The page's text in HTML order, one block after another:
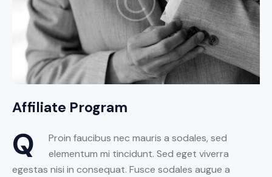
Affiliate Program
Q
Proin faucibus nec mauris a sodales, sed
elementum mi tincidunt. Sed eget viverra
egestas nisi in consequat. Fusce sodales augue a